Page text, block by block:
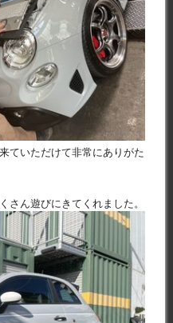
ていただけて非常にありがた
さん遊びにきてくれました。